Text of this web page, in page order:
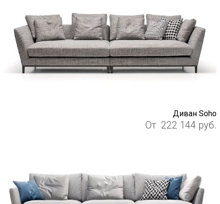
Диван Soho
От 222 144 руб.